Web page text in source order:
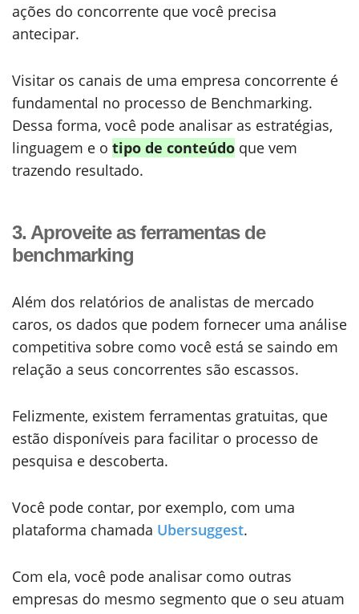
ações do concorrente que você precisa
antecipar.
Visitar os canais de uma empresa concorrente é
fundamental no processo de Benchmarking.
Dessa forma, você pode analisar as estratégias,
linguagem e o tipo de conteúdo que vem
trazendo resultado.
3. Aproveite as ferramentas de
benchmarking
Além dos relatórios de analistas de mercado
caros, os dados que podem fornecer uma análise
competitiva sobre como você está se saindo em
relação a seus concorrentes são escassos.
Felizmente, existem ferramentas gratuitas, que
estão disponíveis para facilitar o processo de
pesquisa e descoberta.
Você pode contar, por exemplo, com uma
plataforma chamada Ubersuggest.
Com ela, você pode analisar como outras
empresas do mesmo segmento que o seu atuam